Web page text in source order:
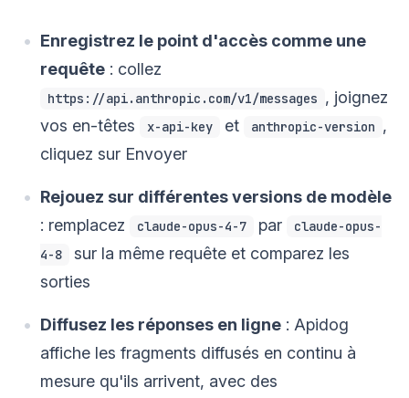
Enregistrez le point d'accès comme une
requête : collez
https://api.anthropic.com/v1/messages , joignez
vos en-têtes
x-api-key et anthropic-version ,
cliquez sur Envoyer
Rejouez sur différentes versions de modèle
: remplacez
claude-opus-4-7 par
claude-opus-
4-8
sur la même requête et comparez les
sorties
Diffusez les réponses en ligne : Apidog
affiche les fragments diffusés en continu à
mesure qu'ils arrivent, avec des